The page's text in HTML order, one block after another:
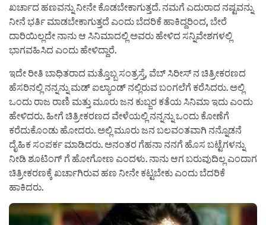
ಖರ್ಚಾದ ಹಣವನ್ನು ನೀನೇ ಕೊಡಬೇಕಾಗುತ್ತದೆ. ನಮಗೆ ಎದುರಾದ ನಷ್ಟವನ್ನು
ನೀನೆ ಭರ್ತಿ ಮಾಡಬೇಕಾಗುತ್ತದೆ ಎಂದು ಬೆದರಿಕೆ ಹಾಕಿದ್ದರಿಂದ, ಬೇರೆ
ದಾರಿಯಿಲ್ಲದೇ ನಾನು ಆ ಸಿನಿಮಾದಲ್ಲಿ ಅವರು ಹೇಳಿದ ಸನ್ನಿವೇಶಗಳಲ್ಲಿ
ಭಾಗವಹಿಸಿದ ಎಂದು ಹೇಳಿದ್ದಾರೆ.
ಇದೇ ರೀತಿ ಬಾಧಿತರಾದ ಮತ್ತೊಬ್ಬ ಸಂತ್ರಸ್ತೆ, ವೆಬ್ ಸಿರೀಸ್ ನ ಚಿತ್ರೀಕರಣದ
ಹೆಸರಿನಲ್ಲಿ ನನ್ನನ್ನು ಮಡ್ ಐಲ್ಯಾಂಡ್ ನಲ್ಲಿರುವ ಬಂಗಲೆಗೆ ಕರೆಸಿದರು. ಅಲ್ಲಿ
ಒಂದು ರಾಜ ರಾಣಿ ಮತ್ತು ಮೂರು ಜನ ಕುಬ್ಜರ ಕತೆಯ ಸಿನಿಮಾ ಇದು ಎಂದು
ಹೇಳಿದರು. ಹೀಗೆ ಚಿತ್ರೀಕರಣದ ವೇಳೆಯಲ್ಲಿ ನನ್ನನ್ನು ಒಂದು ಕೋಣೆಗೆ
ಕರೆದುಕೊಂಡು ಹೋದರು. ಅಲ್ಲಿ ಮೂರು ಜನ ಬಲವಂತವಾಗಿ ನನ್ನೊಡನೆ
ದೈಹಿಕ ಸಂಪರ್ಕ ಮಾಡಿದರು. ಅನಂತರ ಗೆಹನಾ ನನಗೆ ಹೊಸ ಬಟ್ಟೆಗಳನ್ನು
ನೀಡಿ ಶೂಟಿಂಗ್ ಗೆ ಹೋಗೋಣ ಎಂದಳು. ನಾನು ಆಗ ಬರುವುದಿಲ್ಲ ಎಂದಾಗ
ಚಿತ್ರೀಕರಣಕ್ಕೆ ಖರ್ಚಾಗಿರುವ ಹಣ ನೀನೇ ಕಟ್ಟಬೇಕು ಎಂದು ಬೆದರಿಕೆ
ಹಾಕಿದರು.